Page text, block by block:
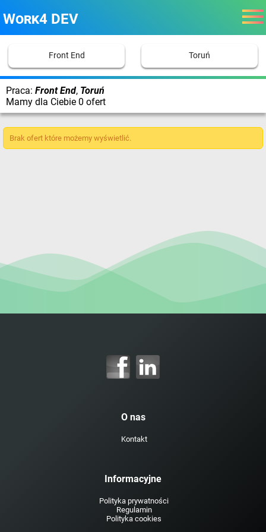
Work4 DEV
Front End Toruń
Praca: Front End, Toruń
Mamy dla Ciebie 0 ofert
Brak ofert które możemy wyświetlić.
O nas
Kontakt
Informacyjne
Polityka prywatności
Regulamin
Polityka cookies